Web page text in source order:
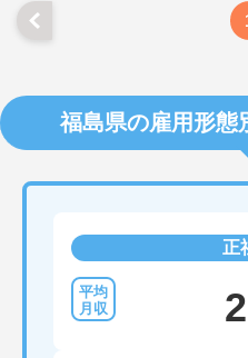
福島県の雇用形態
正